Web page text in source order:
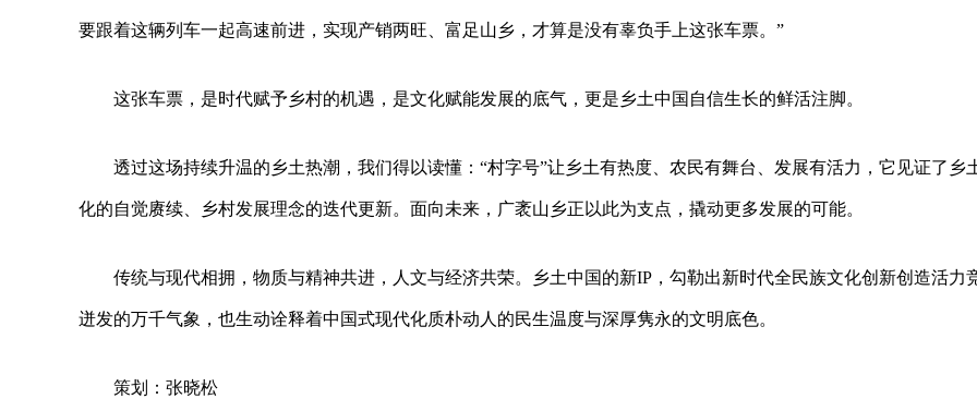
要跟着这辆列车一起高速前进，实现产销两旺、富足山乡，才算是没有辜负手上这张车票。”
这张车票，是时代赋予乡村的机遇，是文化赋能发展的底气，更是乡土中国自信生长的鲜活注脚。
透过这场持续升温的乡土热潮，我们得以读懂：“村字号”让乡土有热度、农民有舞台、发展有活力，它见证了乡
化的自觉赓续、乡村发展理念的迭代更新。面向未来，广袤山乡正以此为支点，撬动更多发展的可能。
传统与现代相拥，物质与精神共进，人文与经济共荣。乡土中国的新IP，勾勒出新时代全民族文化创新创造活力
迸发的万千气象，也生动诠释着中国式现代化质朴动人的民生温度与深厚隽永的文明底色。
策划：张晓松